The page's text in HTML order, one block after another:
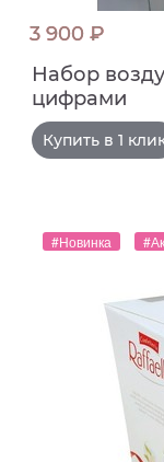
3 900 ₽
Набор
цифрами
Купить в 1
#Новинка